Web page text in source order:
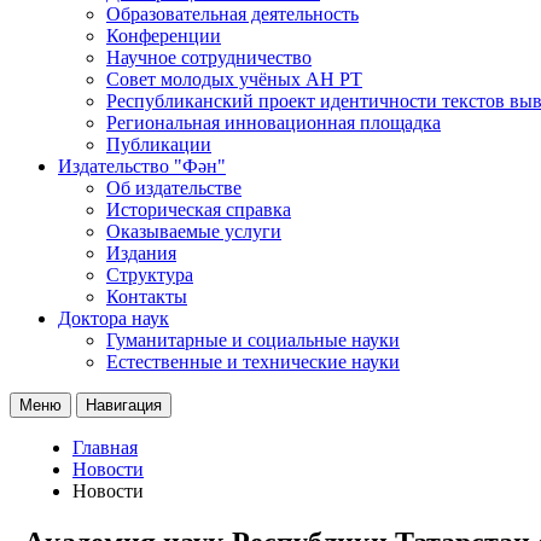
Образовательная деятельность
Конференции
Научное сотрудничество
Совет молодых учёных АН РТ
Республиканский проект идентичности текстов
Региональная инновационная площадка
Публикации
Издательство "Фән"
Об издательстве
Историческая справка
Оказываемые услуги
Издания
Структура
Контакты
Доктора наук
Гуманитарные и социальные науки
Естественные и технические науки
Меню Навигация
Главная
Новости
Новости